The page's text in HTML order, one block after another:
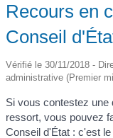
Recours en
Conseil
Vérifié le 30/11/2018 -
administrative (Premier
Si vous contestez une
ressort, vous pouvez
Conseil d'État : c'est le